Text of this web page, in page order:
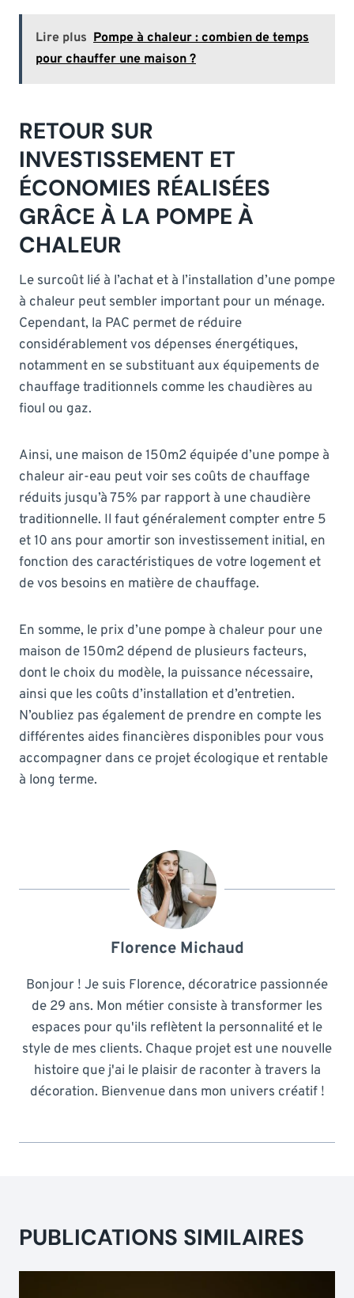
Lire plus Pompe à chaleur : combien de temps
pour chauffer une maison ?
RETOUR SUR
INVESTISSEMENT ET
ÉCONOMIES RÉALISÉES
GRÂCE À LA POMPE À
CHALEUR
Le surcoût lié à l’achat et à l’installation d’une pompe
à chaleur peut sembler important pour un ménage.
Cependant, la PAC permet de réduire
considérablement vos dépenses énergétiques,
notamment en se substituant aux équipements de
chauffage traditionnels comme les chaudières au
fioul ou gaz.
Ainsi, une maison de 150m2 équipée d’une pompe à
chaleur air-eau peut voir ses coûts de chauffage
réduits jusqu’à 75% par rapport à une chaudière
traditionnelle. Il faut généralement compter entre 5
et 10 ans pour amortir son investissement initial, en
fonction des caractéristiques de votre logement et
de vos besoins en matière de chauffage.
En somme, le prix d’une pompe à chaleur pour une
maison de 150m2 dépend de plusieurs facteurs,
dont le choix du modèle, la puissance nécessaire,
ainsi que les coûts d’installation et d’entretien.
N’oubliez pas également de prendre en compte les
différentes aides financières disponibles pour vous
accompagner dans ce projet écologique et rentable
à long terme.
Florence Michaud
Bonjour ! Je suis Florence, décoratrice passionnée
de 29 ans. Mon métier consiste à transformer les
espaces pour qu'ils reflètent la personnalité et le
style de mes clients. Chaque projet est une nouvelle
histoire que j'ai le plaisir de raconter à travers la
décoration. Bienvenue dans mon univers créatif !
PUBLICATIONS SIMILAIRES